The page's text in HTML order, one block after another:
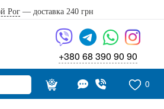
Рог — доставка 240 грн
+380 68 390 90 90
0